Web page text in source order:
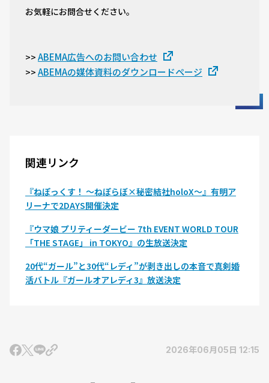
お気軽にお問合せください。
>> ABEMA広告へのお問い合わせ
>> ABEMAの媒体資料のダウンロードページ
関連リンク
『ねぽっくす！ 〜ねぽらぼ×秘密結社holoX〜』有明ア
リーナで2DAYS開催決定
『ウマ娘 プリティーダービー 7th EVENT WORLD TOUR
「THE STAGE」 in TOKYO』の生放送決定
20代“ガール”と30代“レディ”が剥き出しの本音で真剣婚
活バトル『ガールオアレディ3』放送決定
2026年06月05日 12:15